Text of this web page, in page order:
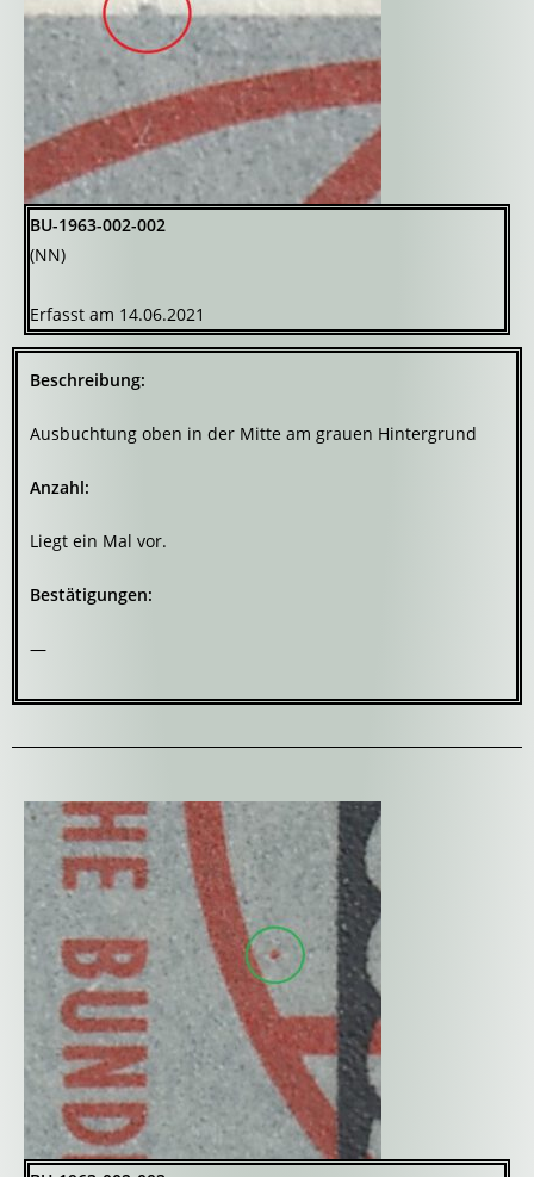
BU-1963-002-002
(NN)
Erfasst am 14.06.2021
Beschreibung:
Ausbuchtung oben in der Mitte am grauen Hintergrund
Anzahl:
Liegt ein Mal vor.
Bestätigungen:
—